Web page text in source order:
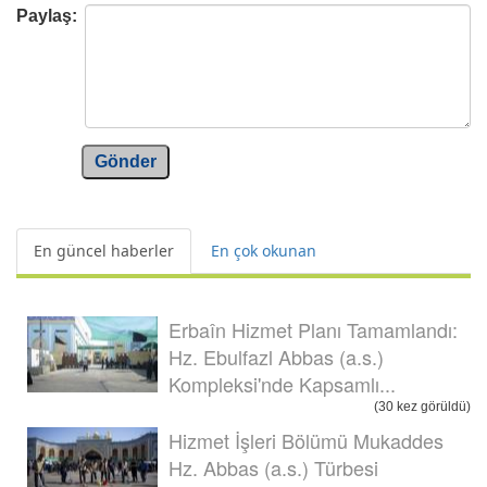
Paylaş:
Gönder
En güncel haberler En çok okunan
Erbaîn Hizmet Planı Tamamlandı:
Hz. Ebulfazl Abbas (a.s.)
Kompleksi'nde Kapsamlı...
(30 kez görüldü)
Hizmet İşleri Bölümü Mukaddes
Hz. Abbas (a.s.) Türbesi